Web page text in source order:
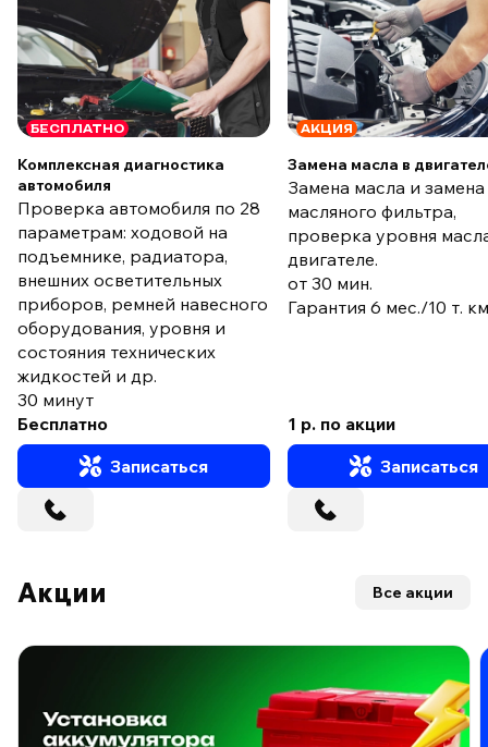
БЕСПЛАТНО
Комплексная диагностика
автомобиля
Проверка автомобиля по 28
параметрам: ходовой на
подъемнике, радиатора,
внешних осветительных
приборов, ремней навесного
оборудования, уровня и
состояния технических
жидкостей и др.
30 минут
Бесплатно
Записаться
АКЦИЯ
Замена масла в
Замена масла и замена
масляного фильтра,
проверка уровня
двигателе.
от 30 мин.
Гарантия 6 мес./10 т.
1 р. по акции
Записаться
Акции Все акции